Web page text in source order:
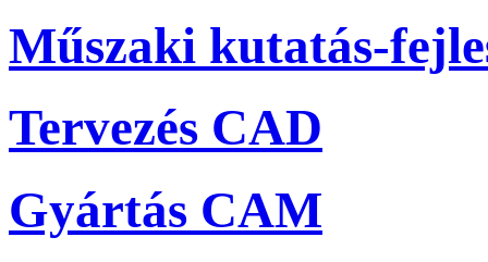
Műszaki kutatás-
Tervezés CAD
Gyártás CAM